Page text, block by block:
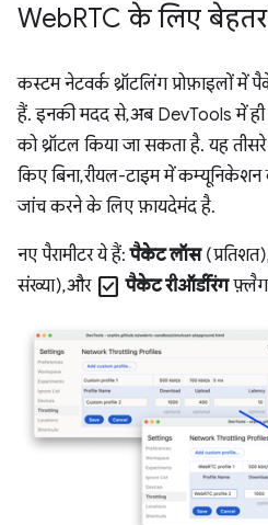
WebRTC के लिए बेहतर
कस्टम नेटवर्क थ्रॉटलिंग प्रोफ़ाइलों में
हैं. इनकी मदद से, अब DevTools में
को थ्रॉटल किया जा सकता है. यह
किए बिना, रीयल-टाइम में
जांच करने के लिए फ़ायदेमंद है.
नए पैरामीटर ये हैं:पैकेट लॉस
संख्या), और check_box पैकेट रीऑर्डरिंग